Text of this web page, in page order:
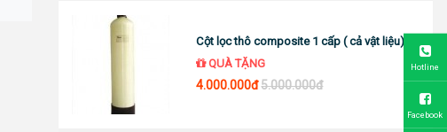
Cột lọc thô composite 1 cấp ( cả vật liệu)
QUÀ TẶNG
4.000.000đ5.000.000đ
Hotline
Facebook